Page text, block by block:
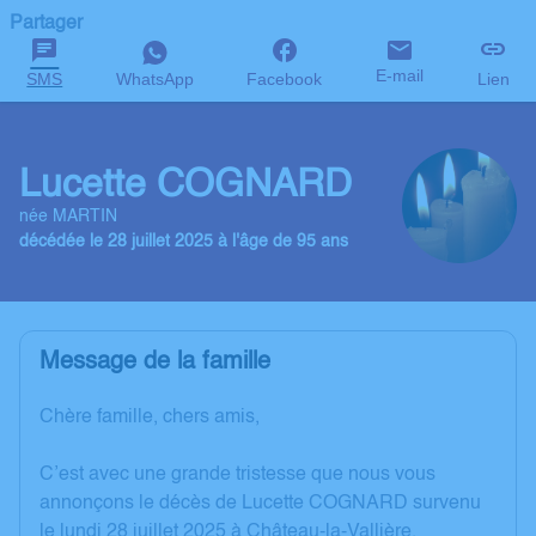
Partager
SMS WhatsApp Facebook E-mail Lien
Lucette COGNARD
née MARTIN
décédée le 28 juillet 2025 à l'âge de 95 ans
Message de la famille
Chère famille, chers amis,
C’est avec une grande tristesse que nous vous
annonçons le décès de Lucette COGNARD survenu